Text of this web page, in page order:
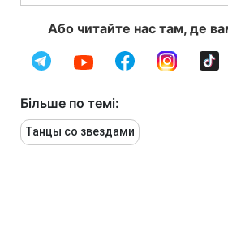
Або читайте нас там, де
Більше по темі:
Танцы со звездами